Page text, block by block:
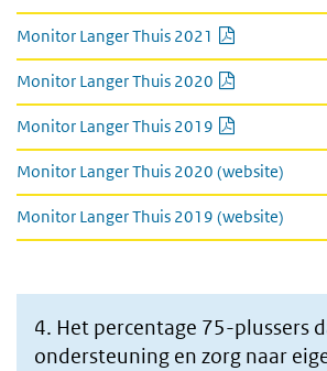
4. Het percentage 75-plussers
ondersteuning en zorg naar
Link naar kamerbrief en
Monitor Langer Thuis 2021
Monitor Langer Thuis 2020
Monitor Langer Thuis 2019
Monitor Langer Thuis 2020 (website)
Monitor Langer Thuis 2019 (website)